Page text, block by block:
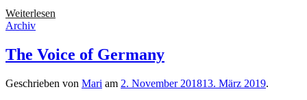
Weiterlesen
Archiv
The Voice of Germany
Geschrieben von Mari am 2. November 201813. März 2019.